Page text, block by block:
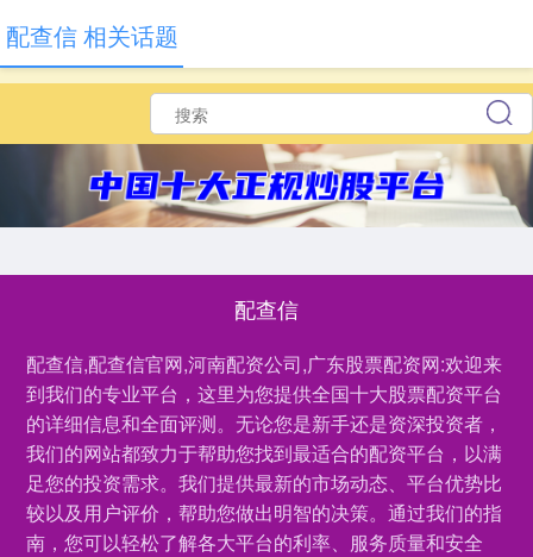
配查信
配查信,配查信官网,河南配资公司,广东股票配资网:欢迎来
到我们的专业平台，这里为您提供全国十大股票配资平台
的详细信息和全面评测。无论您是新手还是资深投资者，
我们的网站都致力于帮助您找到最适合的配资平台，以满
足您的投资需求。我们提供最新的市场动态、平台优势比
较以及用户评价，帮助您做出明智的决策。通过我们的指
南，您可以轻松了解各大平台的利率、服务质量和安全
配查信 相关话题